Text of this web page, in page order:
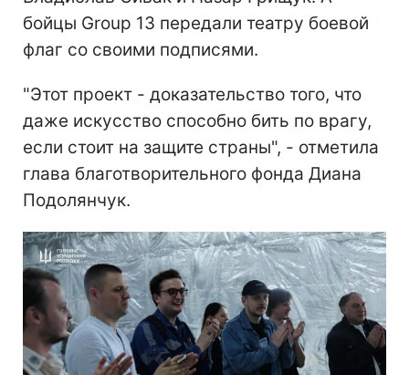
бойцы Group 13 передали театру боевой
флаг со своими подписями.
"Этот проект - доказательство того, что
даже искусство способно бить по врагу,
если стоит на защите страны", - отметила
глава благотворительного фонда Диана
Подолянчук.